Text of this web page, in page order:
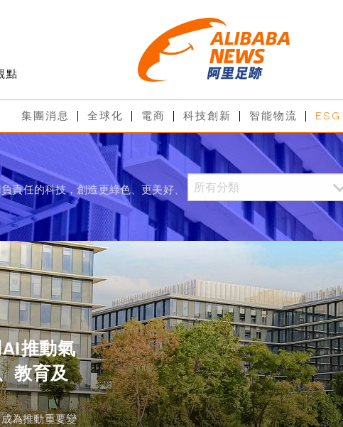
點
集團消息 全球化 電商 科技創新 智能物流 ESG
責任的科技，創造更綠色、更美好、
推動氣
教育及
為推動重要變